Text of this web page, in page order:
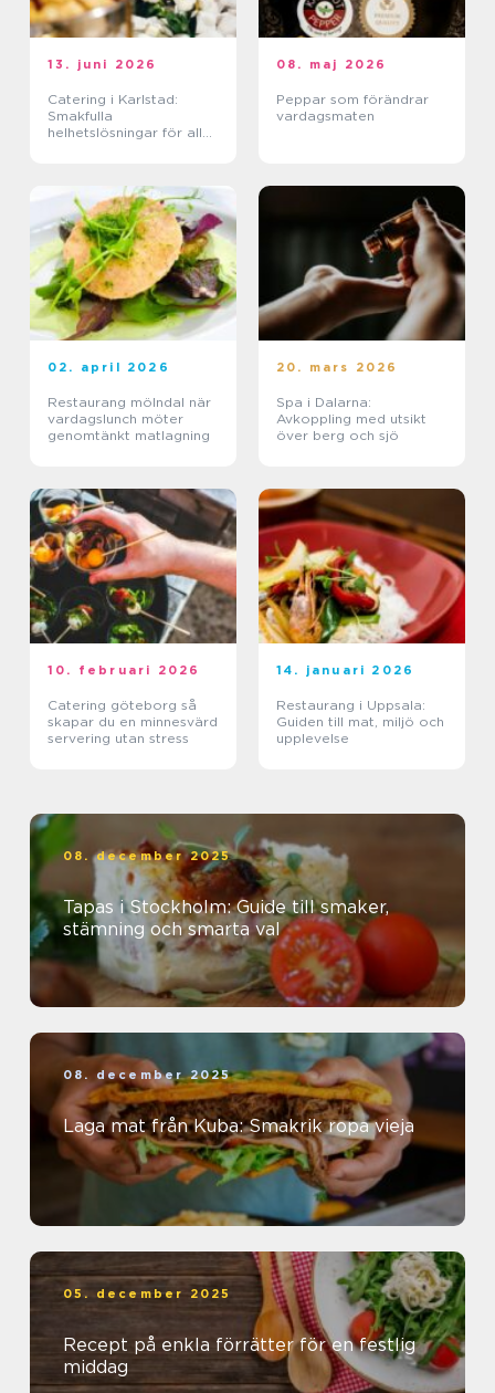
13. juni 2026
Catering i Karlstad:
Smakfulla
helhetslösningar för alla
08. maj 2026
Peppar som förändrar
vardagsmaten
02. april 2026
Restaurang mölndal när
vardagslunch möter
genomtänkt matlagning
20. mars 2026
Spa i Dalarna:
Avkoppling med utsikt
över berg och sjö
10. februari 2026
Catering göteborg så
skapar du en minnesvärd
servering utan stress
14. januari 2026
Restaurang i Uppsala:
Guiden till mat, miljö och
upplevelse
08. december 2025
Tapas i Stockholm: Guide till smaker,
stämning och smarta val
08. december 2025
Laga mat från Kuba: Smakrik ropa vieja
05. december 2025
Recept på enkla förrätter för en festlig
middag